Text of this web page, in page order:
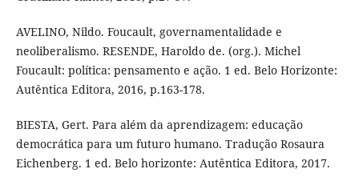
AVELINO, Nildo. Foucault, governamentalidade e
neoliberalismo. RESENDE, Haroldo de. (org.). Michel
Foucault: política: pensamento e ação. 1 ed. Belo Horizonte:
Autêntica Editora, 2016, p.163-178.
BIESTA, Gert. Para além da aprendizagem: educação
democrática para um futuro humano. Tradução Rosaura
Eichenberg. 1 ed. Belo horizonte: Autêntica Editora, 2017.